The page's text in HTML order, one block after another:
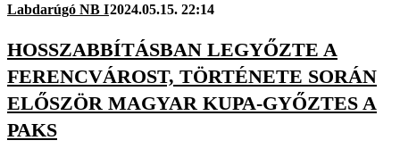
Labdarúgó NB I2024.05.15. 22:14
HOSSZABBÍTÁSBAN LEGYŐZTE A
FERENCVÁROST, TÖRTÉNETE SORÁN
ELŐSZÖR MAGYAR KUPA-GYŐZTES A
PAKS